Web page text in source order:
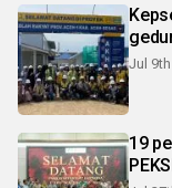
Jul 9th
19